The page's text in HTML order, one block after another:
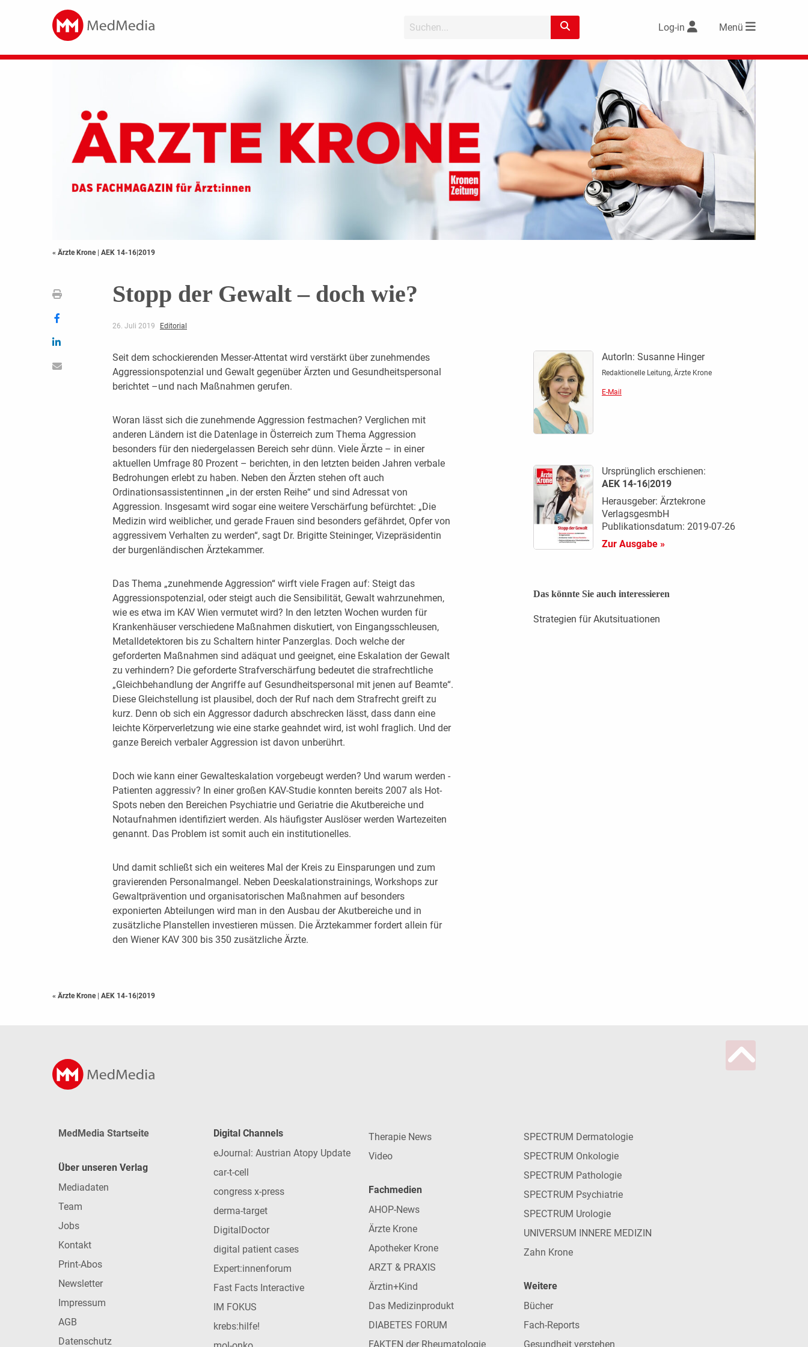
Log-in Menü
« Ärzte Krone | AEK 14-16|2019
Stopp der Gewalt – doch wie?
26. Juli 2019 Editorial
Seit dem schockierenden Messer-Attentat wird verstärkt über zunehmendes
Aggressionspotenzial und Gewalt gegenüber Ärzten und Gesundheitspersonal
berichtet –und nach Maßnahmen gerufen.
Woran lässt sich die zunehmende Aggression festmachen? Verglichen mit
anderen Ländern ist die Datenlage in Österreich zum Thema Aggression
besonders für den niedergelassen Bereich sehr dünn. Viele Ärzte – in einer
aktuellen Umfrage 80 Prozent – berichten, in den letzten beiden Jahren verbale
Bedrohungen erlebt zu haben. Neben den Ärzten stehen oft auch
Ordinationsassistentinnen „in der ersten Reihe“ und sind Adressat von
Aggression. Insgesamt wird sogar eine weitere Verschärfung befürchtet: „Die
Medizin wird weiblicher, und gerade Frauen sind besonders gefährdet, Opfer von
aggressivem Verhalten zu werden“, sagt Dr. Brigitte Steininger, ­Vizepräsidentin
der burgenländischen Ärztekammer.
Das Thema „zunehmende Aggression“ wirft viele Fragen auf: Steigt das
Aggressionspotenzial, oder steigt auch die Sensibilität, Gewalt wahrzunehmen,
wie es etwa im KAV Wien vermutet wird? In den letzten Wochen wurden für
Krankenhäuser verschiedene Maßnahmen diskutiert, von Eingangsschleusen,
Metalldetektoren bis zu Schaltern hinter Panzerglas. Doch welche der
geforderten Maßnahmen sind adäquat und geeignet, eine Eskalation der Gewalt
zu verhindern? Die geforderte Strafverschärfung bedeutet die strafrechtliche
„Gleichbehandlung der Angriffe auf Gesundheitspersonal mit jenen auf Beamte“.
Diese Gleichstellung ist plausibel, doch der Ruf nach dem Strafrecht greift zu
kurz. Denn ob sich ein Aggressor dadurch abschrecken lässt, dass dann eine
leichte Körperverletzung wie eine starke geahndet wird, ist wohl fraglich. Und der
ganze Bereich verbaler Aggression ist davon unberührt.
Doch wie kann einer Gewalteskalation vorgebeugt werden? Und warum werden ­
Patienten aggressiv? In einer großen KAV-Studie konnten bereits 2007 als Hot-
Spots neben den Bereichen Psychiatrie und Geriatrie die Akutbereiche und
Notaufnahmen identifiziert werden. Als häufigster Auslöser werden Wartezeiten
genannt. Das Problem ist somit auch ein institutionelles.
Und damit schließt sich ein weiteres Mal der Kreis zu Einsparungen und zum
gravierenden Personalmangel. Neben Deeskalationstrainings, Workshops zur
Gewaltprävention und organisatorischen Maßnahmen auf besonders
exponierten Abteilungen wird man in den Ausbau der Akutbereiche und in
zusätzliche Planstellen investieren müssen. Die Ärztekammer fordert allein für
den Wiener KAV 300 bis 350 zusätzliche Ärzte.
AutorIn: Susanne Hinger
Redaktionelle Leitung, Ärzte Krone
E-Mail
Ursprünglich erschienen:
AEK 14-16|2019
Herausgeber: Ärztekrone
VerlagsgesmbH
Publikationsdatum: 2019-07-26
Zur Ausgabe »
Das könnte Sie auch interessieren
Strategien für Akutsituationen
« Ärzte Krone | AEK 14-16|2019
MedMedia Startseite
Über unseren Verlag
Mediadaten
Team
Jobs
Kontakt
Print-Abos
Newsletter
Impressum
AGB
Datenschutz
Digital Channels
eJournal: Austrian Atopy Update
car-t-cell
congress x-press
derma-target
DigitalDoctor
digital patient cases
Expert:innenforum
Fast Facts Interactive
IM FOKUS
krebs:hilfe!
Therapie News
Video
Fachmedien
AHOP-News
Ärzte Krone
Apotheker Krone
ARZT & PRAXIS
Ärztin+Kind
Das Medizinprodukt
DIABETES FORUM
FAKTEN der Rheumatologie
SPECTRUM Dermatologie
SPECTRUM Onkologie
SPECTRUM Pathologie
SPECTRUM Psychiatrie
SPECTRUM Urologie
UNIVERSUM INNERE MEDIZIN
Zahn Krone
Weitere
Bücher
Fach-Reports
Gesundheit verstehen